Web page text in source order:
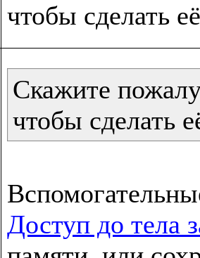
Скажите
чтобы сделать
Доступ до тела